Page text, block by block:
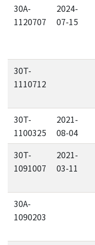
30A-
1120707
2024-
07-15
30T-
1110712
30T-
1100325
2021-
08-04
30T-
1091007
2021-
03-11
30A-
1090203